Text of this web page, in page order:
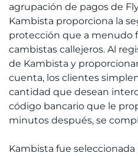
agrupación de pagos de
Kambista proporciona la
protección que a menudo
cambistas callejeros. Al
de Kambista y
cuenta, los clientes
cantidad que desean
código bancario que le
minutos después, se
Kambista fue